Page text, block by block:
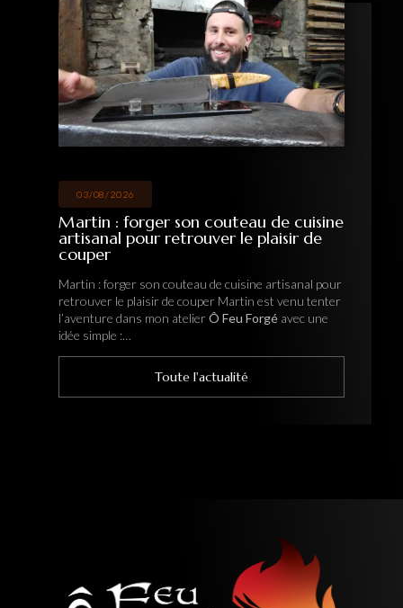
03/08/2026
Martin : forger son couteau de cuisine
artisanal pour retrouver le plaisir de
couper
Martin : forger son couteau de cuisine artisanal pour
retrouver le plaisir de couper Martin est venu tenter
l’aventure dans mon atelierÔ Feu Forgé avec une
idée simple :…
Toute l'actualité